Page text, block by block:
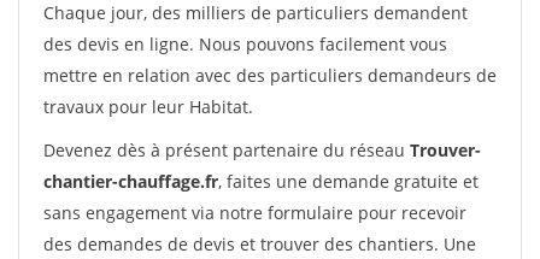
Chaque jour, des milliers de particuliers demandent
des devis en ligne. Nous pouvons facilement vous
mettre en relation avec des particuliers demandeurs de
travaux pour leur Habitat.
Devenez dès à présent partenaire du réseau Trouver-
chantier-chauffage.fr, faites une demande gratuite et
sans engagement via notre formulaire pour recevoir
des demandes de devis et trouver des chantiers. Une